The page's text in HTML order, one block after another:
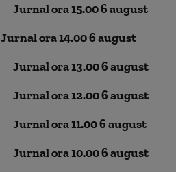
Jurnal ora 15.00 6 august
Jurnal ora 14.00 6 august
Jurnal ora 13.00 6 august
Jurnal ora 12.00 6 august
Jurnal ora 11.00 6 august
Jurnal ora 10.00 6 august